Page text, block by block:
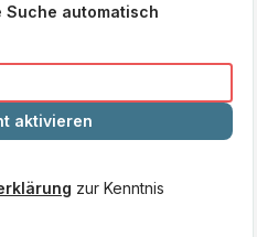
automatisch
aktivieren
zur Kenntnis